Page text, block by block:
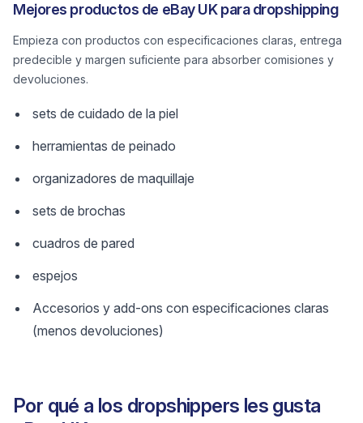
Mejores productos de eBay UK para dropshipping
Empieza con productos con especificaciones claras, entrega
predecible y margen suficiente para absorber comisiones y
devoluciones.
sets de cuidado de la piel
herramientas de peinado
organizadores de maquillaje
sets de brochas
cuadros de pared
espejos
Accesorios y add-ons con especificaciones claras
(menos devoluciones)
Por qué a los dropshippers les gusta